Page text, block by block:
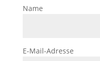
Name
E-Mail-Adresse